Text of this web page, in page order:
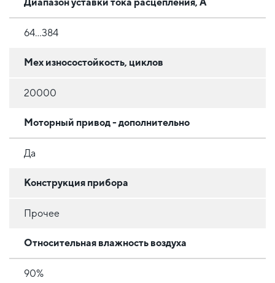
64...384
Мех износостойкость, циклов
20000
Моторный привод - дополнительно
Да
Конструкция прибора
Прочее
Относительная влажность воздуха
90%